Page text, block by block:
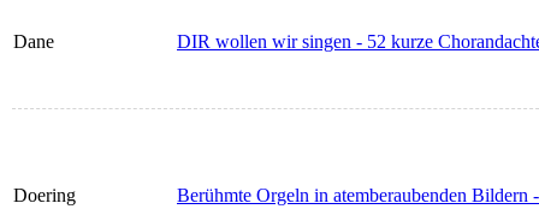
Dane DIR wollen wir singen - 52 kurze
Doering Berühmte Orgeln in atemberaubenden Bildern